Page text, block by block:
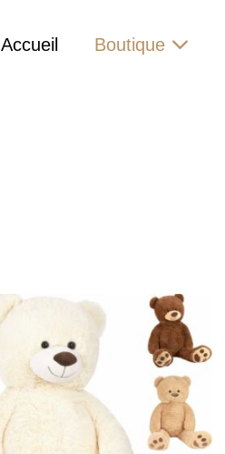
Accueil Boutique